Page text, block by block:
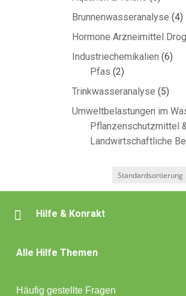
Brunnenwasseranalyse 44
Hormone Arzneimittel
Industriechemikalien 66
Pfas 22
Produkte
Trinkwasseranalyse 55
Umweltbelastungen im
Pflanzenschutzmittel
Landwirtschaftliche
 Hilfe & Konrakt
Alle Hilfe Themen
Häufig gestellte Fragen